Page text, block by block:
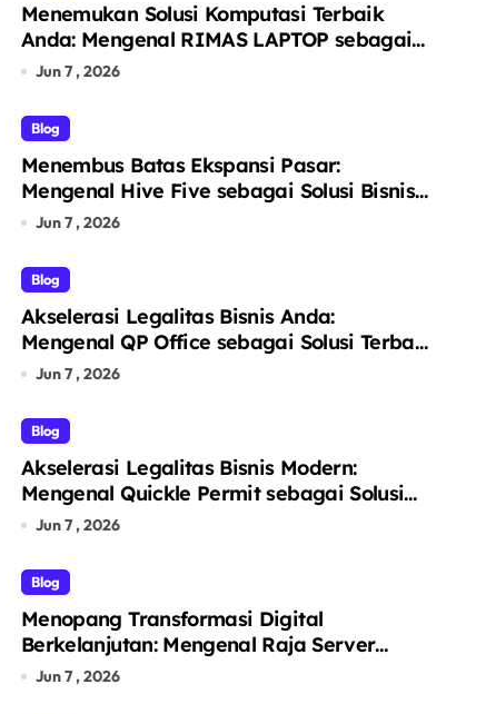
Menemukan Solusi Komputasi Terbaik
Anda: Mengenal RIMAS LAPTOP sebagai
Pusat Ekosistem Laptop Terintegrasi
Jun 7 , 2026
Blog
Menembus Batas Ekspansi Pasar:
Mengenal Hive Five sebagai Solusi Bisnis
& Legal untuk Segala Kebutuhan Anda
Jun 7 , 2026
Blog
Akselerasi Legalitas Bisnis Anda:
Mengenal QP Office sebagai Solusi Terbaik
Pendirian PT Perorangan dan Virtual
Jun 7 , 2026
Blog
Akselerasi Legalitas Bisnis Modern:
Mengenal Quickle Permit sebagai Solusi
Satu Atap Jasa Pendirian PT dan Virtual
Jun 7 , 2026
Blog
Menopang Transformasi Digital
Berkelanjutan: Mengenal Raja Server
sebagai Penyedia Solusi Infrastruktur TI
Jun 7 , 2026